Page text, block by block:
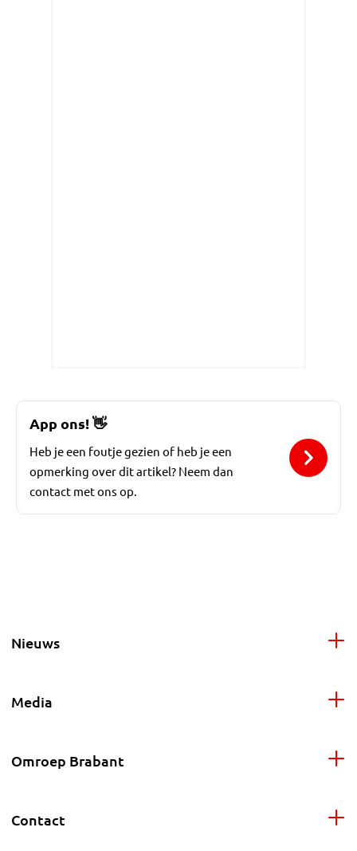
App ons!👋
Heb je een foutje gezien of heb je een
opmerking over dit artikel? Neem dan
contact met ons op.
Nieuws
Media
Omroep Brabant
Contact